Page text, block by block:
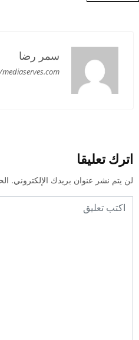
سمر رضا
اترك تعليقا
لن يتم نشر عنوان بريدك الإلكتروني.